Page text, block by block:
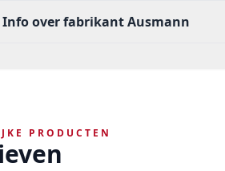
Info over fabrikant Ausmann
PRODUCTEN